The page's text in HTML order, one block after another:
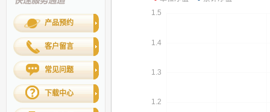
产品预约
客户留言
常见问题
下载中心